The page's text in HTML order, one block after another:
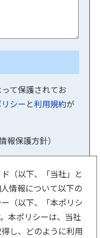
て保護されてお
シー と利用規約が
報保護方針）
（以下、「当社」と
情報について以下の
（以下、「本ポリシ
本ポリシーは、当社
し、どのように利用